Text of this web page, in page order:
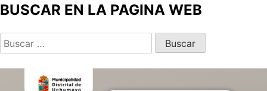
BUSCAR EN LA PAGINA WEB
Buscar: